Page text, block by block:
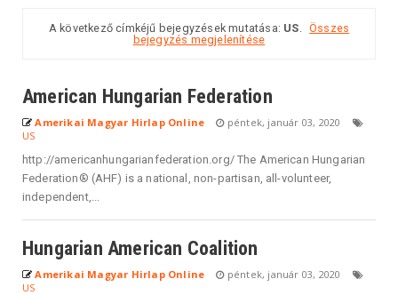
A következő címkéjű bejegyzések mutatása: US
Összes
bejegyzés megjelenítése
American Hungarian Federation
Amerikai Magyar Hirlap Online
péntek, január 03, 2020
US
http://americanhungarianfederation.org/ The American Hungarian
Federation® (AHF) is a national, non-partisan, all-volunteer,
independent,...
Hungarian American Coalition
Amerikai Magyar Hirlap Online
péntek, január 03, 2020
US